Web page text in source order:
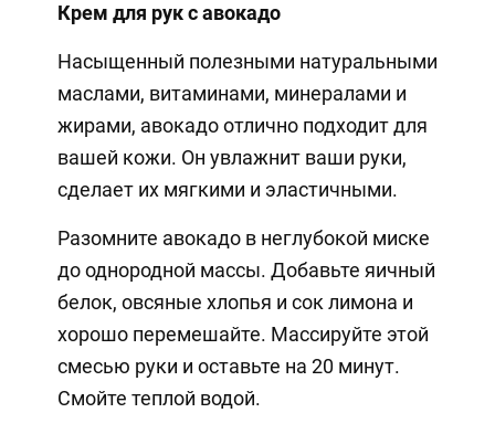
Крем для рук с авокадо
Насыщенный полезными натуральными
маслами, витаминами, минералами и
жирами, авокадо отлично подходит для
вашей кожи. Он увлажнит ваши руки,
сделает их мягкими и эластичными.
Разомните авокадо в неглубокой миске
до однородной массы. Добавьте яичный
белок, овсяные хлопья и сок лимона и
хорошо перемешайте. Массируйте этой
смесью руки и оставьте на 20 минут.
Смойте теплой водой.